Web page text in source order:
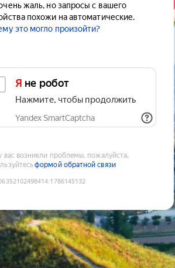
жаль, но запросы с вашего
похожи на автоматические.
это могло произойти?
Я не робот
Нажмите, чтобы продолжить
Yandex SmartCaptcha
вас возникли проблемы, пожалуйста,
формой обратной связи
:1786145132